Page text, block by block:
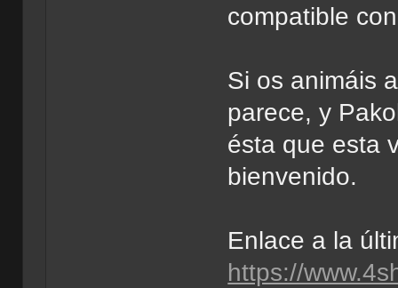
compatible
Si os animáis
parece, y
ésta que esta
bienvenido.
Enlace a la
https://